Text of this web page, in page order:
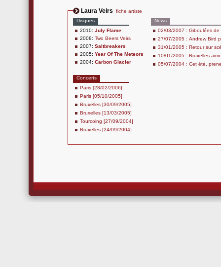
Laura Veirs
fiche artiste
Disques
2010: July Flame
2008: Two Beers Veirs
2007: Saltbreakers
2005: Year Of The Meteors
2004: Carbon Glacier
Concerts
Paris [28/02/2006]
Paris [05/10/2005]
Bruxelles [30/09/2005]
Bruxelles [13/03/2005]
Tourcoing [27/09/2004]
Bruxelles [24/09/2004]
News
02/03/2007 : Giboulées de
27/07/2005 : Andrew Bird
31/01/2005 : Retour sur
10/01/2005 : Bruxelles
05/07/2004 : Cet été,